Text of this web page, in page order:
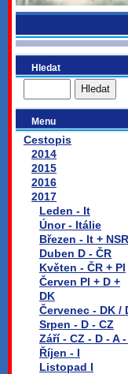
Hledat
Menu
Cestopis
2014
2015
2016
2017
Leden - It
Únor - Itálie
Březen - It + NSR
Duben D - ČR
Květen - ČR + Pl
Červen Pl + D +
DK
Červenec - DK /
Srpen - D - CZ
Září - CZ - D - A -
Říjen - I
Listopad I